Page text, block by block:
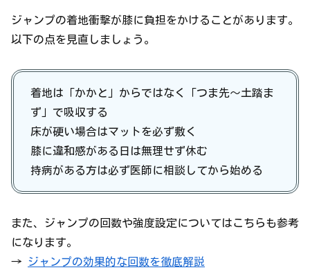
ジャンプの着地衝撃が膝に負担をかけることがあります。
以下の点を見直しましょう。
着地は「かかと」からではなく「つま先〜土踏ま
ず」で吸収する
床が硬い場合はマットを必ず敷く
膝に違和感がある日は無理せず休む
持病がある方は必ず医師に相談してから始める
また、ジャンプの回数や強度設定についてはこちらも参考
になります。
→ ジャンプの効果的な回数を徹底解説